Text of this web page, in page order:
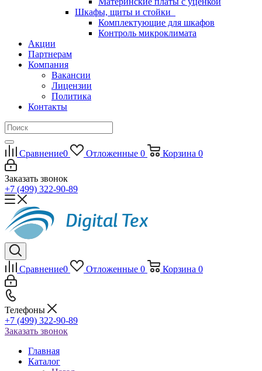
Шкафы, щиты и стойки
Комплектующие для шкафов
Контроль микроклимата
Акции
Партнерам
Компания
Вакансии
Лицензии
Политика
Контакты
Сравнение0 Отложенные 0 Корзина 0
Заказать звонок
+7 (499) 322-90-89
Сравнение0 Отложенные 0 Корзина 0
Телефоны
+7 (499) 322-90-89
Заказать звонок
Главная
Каталог